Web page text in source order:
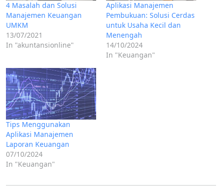
4 Masalah dan Solusi
Manajemen Keuangan
UMKM
13/07/2021
In "akuntansionline"
Aplikasi Manajemen
Pembukuan: Solusi Cerdas
untuk Usaha Kecil dan
Menengah
14/10/2024
In "Keuangan"
Tips Menggunakan
Aplikasi Manajemen
Laporan Keuangan
07/10/2024
In "Keuangan"